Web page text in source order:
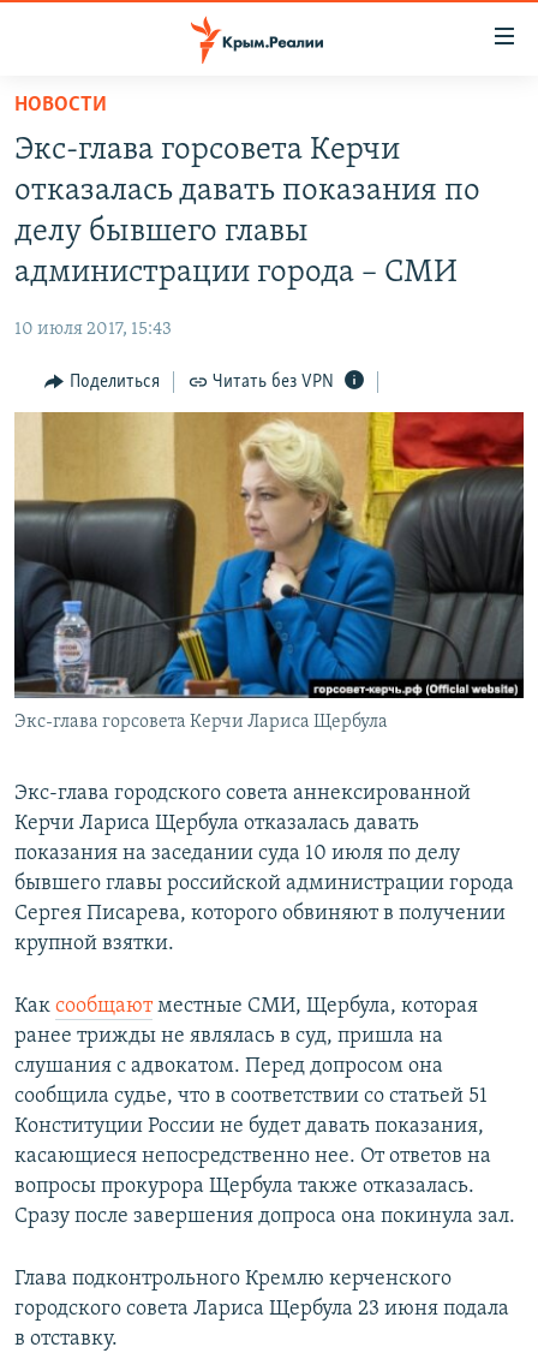
Вернуться
основному
содержанию
главной
Вернутся
поиску
ГРУЗ 200
ИНФОГРАФИКА
СОВЕТЫ ПРАВОЗАЩИТНИКОВ
ПРОПАВШИЕ БЕЗ ВЕСТИ
ПОБЕДИТЕЛЕЙ НЕ СУДЯТ?
КРЫМ.НЕПОКОРЕННЫЙ
ELIFBE
УКРАИНСКАЯ ПРОБЛЕМА КРЫМА
РАДІО СВОБОДА
КАК ОБОЙТИ БЛОКИРОВКУ
Qırımtatar
ПРИСОЕДИНЯЙТЕСЬ!
Все сайты RFE/RL
НОВОСТИ
Экс-глава горсовета Керчи
отказалась давать показания по
делу бывшего главы
администрации города – СМИ
10 июля 2017, 15:43
Поделиться Читать без VPN
Экс-глава горсовета Керчи Лариса Щербула
Экс-глава городского совета аннексированной
Керчи Лариса Щербула отказалась давать
показания на заседании суда 10 июля по делу
бывшего главы российской администрации города
Сергея Писарева, которого обвиняют в получении
крупной взятки.
Как сообщаютместные СМИ, Щербула, которая
ранее трижды не являлась в суд, пришла на
слушания с адвокатом. Перед допросом она
сообщила судье, что в соответствии со статьей 51
Конституции России не будет давать показания,
касающиеся непосредственно нее. От ответов на
вопросы прокурора Щербула также отказалась.
Сразу после завершения допроса она покинула зал.
Глава подконтрольного Кремлю керченского
городского совета Лариса Щербула 23 июня подала
в отставку.